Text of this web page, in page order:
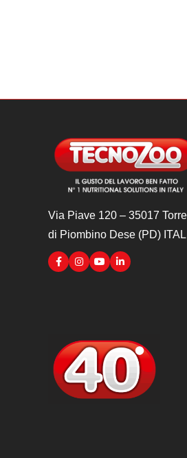
Via Piave 120 – 35017
di Piombino Dese (PD)